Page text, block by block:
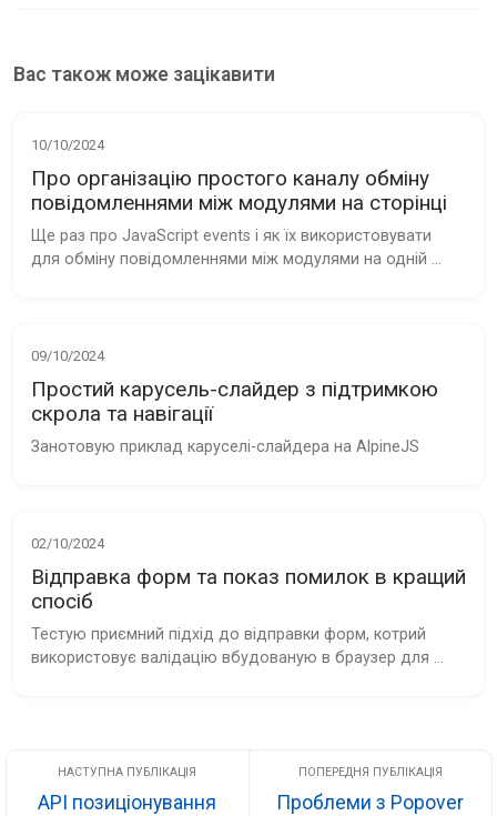
Вас також може зацікавити
10/10/2024
Про організацію простого каналу обміну
повідомленнями між модулями на сторінці
Ще раз про JavaScript events і як їх використовувати
для обміну повідомленнями між модулями на одній
09/10/2024
Простий карусель-слайдер з підтримкою
скрола та навігації
Занотовую приклад каруселі-слайдера на AlpineJS
02/10/2024
Відправка форм та показ помилок в кращий
спосіб
Тестую приємний підхід до відправки форм, котрий
використовує валідацію вбудованую в браузер для
API позиціонування
Проблеми з Popover